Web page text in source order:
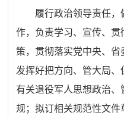
履行政治领导责任
作，负责学习、宣传、
策，贯彻落实党中央、省
发挥好把方向、管大局
有关退役军人思想政治
规；拟订相关规范性文